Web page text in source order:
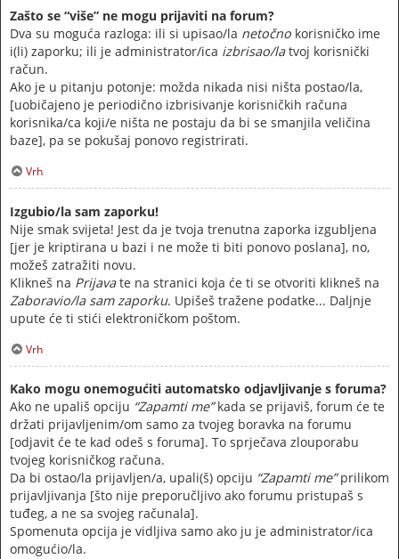
Zašto se “više” ne mogu prijaviti na forum?
Dva su moguća razloga: ili si upisao/la netočno korisničko ime
i(li) zaporku; ili je administrator/ica izbrisao/latvoj korisnički
račun.
Ako je u pitanju potonje: možda nikada nisi ništa postao/la,
[uobičajeno je periodično izbrisivanje korisničkih računa
korisnika/ca koji/e ništa ne postaju da bi se smanjila veličina
baze], pa se pokušaj ponovo registrirati.
Vrh
Izgubio/la sam zaporku!
Nije smak svijeta! Jest da je tvoja trenutna zaporka izgubljena
[jer je kriptirana u bazi i ne može ti biti ponovo poslana], no,
možeš zatražiti novu.
Klikneš na Prijavate na stranici koja će ti se otvoriti klikneš na
Zaboravio/la sam zaporku. Upišeš tražene podatke... Daljnje
upute će ti stići elektroničkom poštom.
Vrh
Kako mogu onemogućiti automatsko odjavljivanje s foruma?
Ako ne upališ opciju “Zapamti me”kada se prijaviš, forum će te
držati prijavljenim/om samo za tvojeg boravka na forumu
[odjavit će te kad odeš s foruma]. To sprječava zlouporabu
tvojeg korisničkog računa.
Da bi ostao/la prijavljen/a, upali(š) opciju “Zapamti me”prilikom
prijavljivanja [što nije preporučljivo ako forumu pristupaš s
tuđeg, a ne sa svojeg računala].
Spomenuta opcija je vidljiva samo ako ju je administrator/ica
omogućio/la.